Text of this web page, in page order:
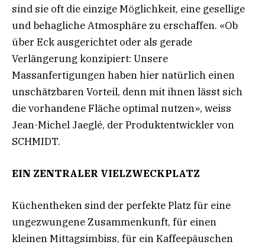
sind sie oft die einzige Möglichkeit, eine gesellige
und behagliche Atmosphäre zu erschaffen. «Ob
über Eck ausgerichtet oder als gerade
Verlängerung konzipiert: Unsere
Massanfertigungen haben hier natürlich einen
unschätzbaren Vorteil, denn mit ihnen lässt sich
die vorhandene Fläche optimal nutzen», weiss
Jean-Michel Jaeglé, der Produktentwickler von
SCHMIDT.
EIN ZENTRALER VIELZWECKPLATZ
Küchentheken sind der perfekte Platz für eine
ungezwungene Zusammenkunft, für einen
kleinen Mittagsimbiss, für ein Kaffeepäuschen